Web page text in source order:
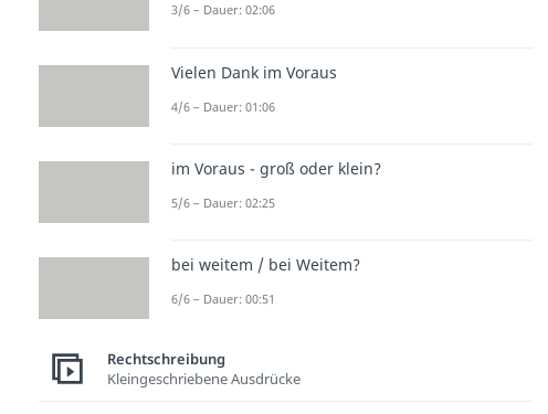
3/6 – Dauer: 02:06
Vielen Dank im Voraus
4/6 – Dauer: 01:06
im Voraus - groß oder klein?
5/6 – Dauer: 02:25
bei weitem / bei Weitem?
6/6 – Dauer: 00:51
Rechtschreibung
Kleingeschriebene Ausdrücke